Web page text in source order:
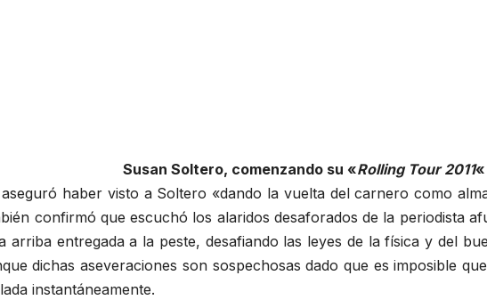
Susan Soltero, comenzando su «Rolling Tour 2011«
haber visto a Soltero «dando la vuelta del carnero como
confirmó que escuchó los alaridos desaforados de la periodista
arriba entregada a la peste, desafiando las leyes de la física y del
dichas aseveraciones son sospechosas dado que es imposible
instantáneamente.